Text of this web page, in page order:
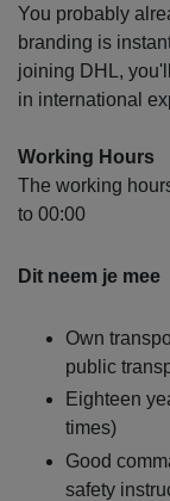
You probably
branding is
joining DHL,
in international
Working Hours
The working
to 00:00
Dit neem je mee
Own
public
Eighteen
times)
Good
safety